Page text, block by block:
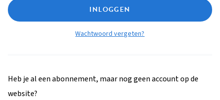
INLOGGEN
Wachtwoord vergeten?
Heb je al een abonnement, maar nog geen account op de
website?